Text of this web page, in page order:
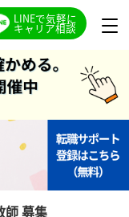
LINEで気軽に
キャリア相談
師 募集